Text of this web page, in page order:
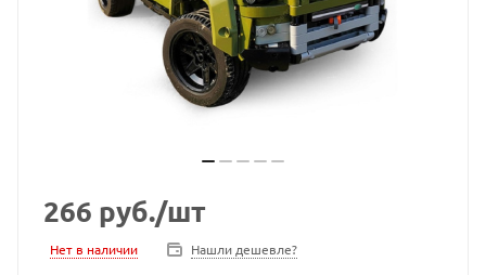
266 руб./шт
Нет в наличии Нашли дешевле?